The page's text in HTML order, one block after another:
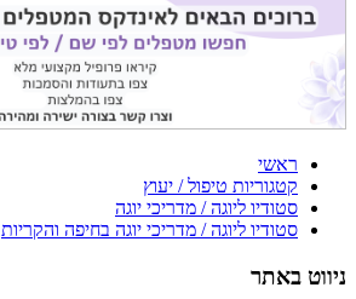
ראשי
קטגוריות טיפול / יעוץ
סטודיו ליוגה / מדריכי יוגה
סטודיו ליוגה / מדריכי יוגה בחיפה והקריות
ניווט באתר